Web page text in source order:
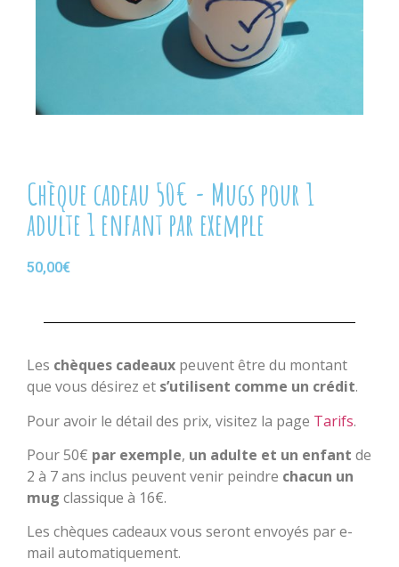
Chèque cadeau 50€ - Mugs pour 1
adulte 1 enfant par exemple
50,00€
Les chèques cadeaux peuvent être du montant
que vous désirez et s’utilisent comme un crédit.
Pour avoir le détail des prix, visitez la page Tarifs.
Pour 50€ par exemple, un adulte et un enfant de
2 à 7 ans inclus peuvent venir peindre chacun un
mug classique à 16€.
Les chèques cadeaux vous seront envoyés par e-
mail automatiquement.